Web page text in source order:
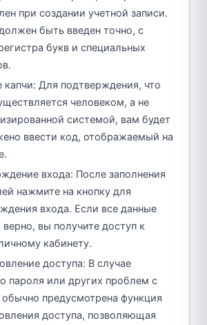
при создании учетной записи.
быть введен точно, с
букв и специальных
капчи: Для подтверждения, что
человеком, а не
системой, вам будет
ввести код, отображаемый на
входа: После заполнения
нажмите на кнопку для
входа. Если все данные
верно, вы получите доступ к
кабинету.
доступа: В случае
пароля или других проблем с
предусмотрена функция
доступа, позволяющая